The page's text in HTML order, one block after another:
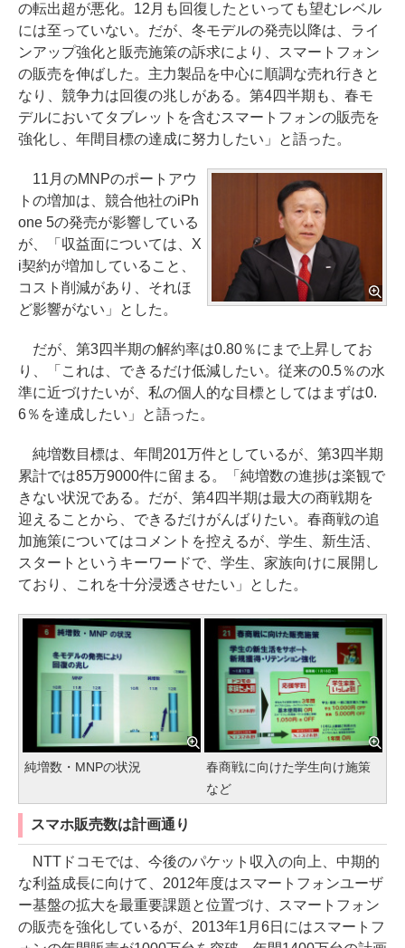
の転出超が悪化。12月も回復したといっても望むレベル
には至っていない。だが、冬モデルの発売以降は、ライ
ンアップ強化と販売施策の訴求により、スマートフォン
の販売を伸ばした。主力製品を中心に順調な売れ行きと
なり、競争力は回復の兆しがある。第4四半期も、春モ
デルにおいてタブレットを含むスマートフォンの販売を
強化し、年間目標の達成に努力したい」と語った。
11月のMNPのポートアウ
トの増加は、競合他社のiPh
one 5の発売が影響している
が、「収益面については、X
i契約が増加していること、
コスト削減があり、それほ
ど影響がない」とした。
だが、第3四半期の解約率は0.80％にまで上昇してお
り、「これは、できるだけ低減したい。従来の0.5％の水
準に近づけたいが、私の個人的な目標としてはまずは0.
6％を達成したい」と語った。
純増数目標は、年間201万件としているが、第3四半期
累計では85万9000件に留まる。「純増数の進捗は楽観で
きない状況である。だが、第4四半期は最大の商戦期を
迎えることから、できるだけがんばりたい。春商戦の追
加施策についてはコメントを控えるが、学生、新生活、
スタートというキーワードで、学生、家族向けに展開し
ており、これを十分浸透させたい」とした。
純増数・MNPの状況
春商戦に向けた学生向け施策
など
スマホ販売数は計画通り
NTTドコモでは、今後のパケット収入の向上、中期的
な利益成長に向けて、2012年度はスマートフォンユーザ
ー基盤の拡大を最重要課題と位置づけ、スマートフォン
の販売を強化しているが、2013年1月6日にはスマートフ